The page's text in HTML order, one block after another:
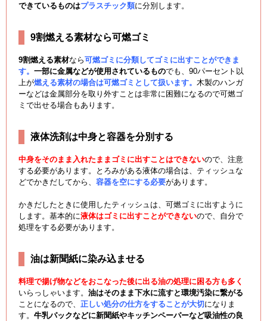
できているものはプラスチック類に分別します。
9割燃える素材なら可燃ゴミ
9割燃える素材なら可燃ゴミに分類してゴミに出すことができま
す。 一部に金属などが使用されているものでも、90パーセント以
上が燃える素材の場合は可燃ゴミとして扱います。 木製のハンガ
ーなどは金属部分を取り外すことは非常に困難になるので可燃ゴ
ミで出せる場合もあります。
液体洗剤は中身と容器を分別する
中身をそのまま入れたままゴミに出すことはできないので、注意
する必要があります。とろみがある液体の場合は、ティッシュな
どでかきだしてから、 容器を空にする必要があります。
かきだしたときに使用したティッシュは、可燃ゴミに出すように
します。基本的に液体はゴミに出すことができないので、自分で
処理をする必要があります。
油は新聞紙に染み込ませる
料理で揚げ物などをおこなった後に出る油の処理に困る方も多く
いらっしゃいます。 油はそのまま下水に流すと環境汚染に繋がる
ことになるので、 正しい処分の仕方をすることが大切 になりま
す。 牛乳パックなどに新聞紙やキッチンペーパーなど吸油性の良